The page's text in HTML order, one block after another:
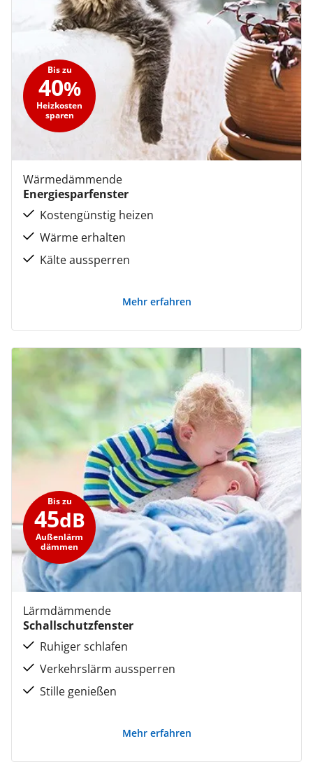
Wärmedämmende
Energiesparfenster
Bis zu
40%
Heizkosten
sparen
Kostengünstig heizen
Wärme erhalten
Kälte aussperren
Mehr erfahren
Lärmdämmende
Schallschutzfenster
Bis zu
45dB
Außenlärm
dämmen
Ruhiger schlafen
Verkehrslärm aussperren
Stille genießen
Mehr erfahren